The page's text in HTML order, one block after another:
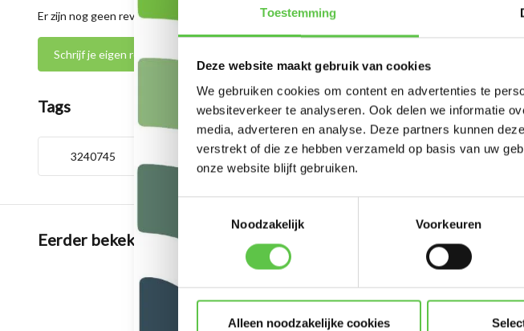
Toestemming
Deze website maakt gebruik van cookies
We gebruiken cookies om content en advertenties te
websiteverkeer te analyseren. Ook delen we informatie
media, adverteren en analyse. Deze partners kunnen
verstrekt of die ze hebben verzameld op basis van uw
onze website blijft gebruiken.
Noodzakelijk
Voorkeuren
Alleen noodzakelijke cookies
Er zijn nog geen reviews geschreven over dit product..
Schrijf je eigen review
Tags
3240745 5 Year License Advanced Security
Eerder bekeken